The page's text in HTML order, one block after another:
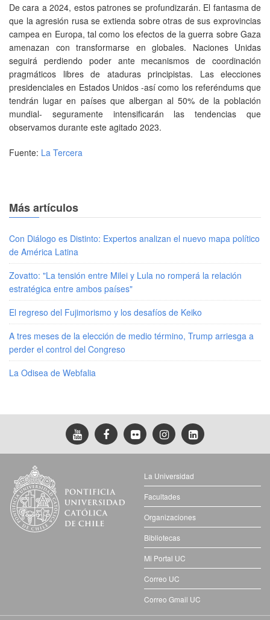
De cara a 2024, estos patrones se profundizarán. El fantasma de
que la agresión rusa se extienda sobre otras de sus exprovincias
campea en Europa, tal como los efectos de la guerra sobre Gaza
amenazan con transformarse en globales. Naciones Unidas
seguirá perdiendo poder ante mecanismos de coordinación
pragmáticos libres de ataduras principistas. Las elecciones
presidenciales en Estados Unidos -así como los referéndums que
tendrán lugar en países que albergan al 50% de la población
mundial- seguramente intensificarán las tendencias que
observamos durante este agitado 2023.
Fuente: La Tercera
Más artículos
Con Diálogo es Distinto: Expertos analizan el nuevo mapa político
de América Latina
Zovatto: "La tensión entre Milei y Lula no romperá la relación
estratégica entre ambos países"
El regreso del Fujimorismo y los desafíos de Keiko
A tres meses de la elección de medio término, Trump arriesga a
perder el control del Congreso
La Odisea de Webfalia
La Universidad
Facultades
Organizaciones
Bibliotecas
Mi Portal UC
Correo UC
Correo Gmail UC